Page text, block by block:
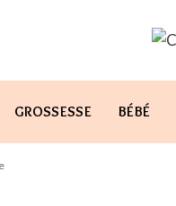
GROSSESSE BÉBÉ